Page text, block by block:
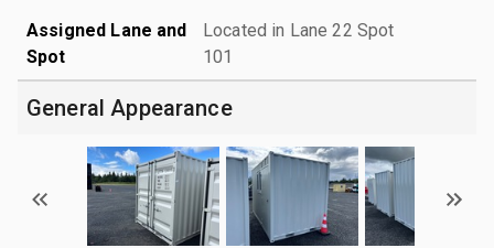
Assigned Lane and
Spot
Located in Lane 22 Spot
101
General Appearance